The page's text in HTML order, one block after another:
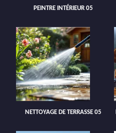
PEINTRE INTÉRIEUR 05
NETTOYAGE DE TERRASSE 05